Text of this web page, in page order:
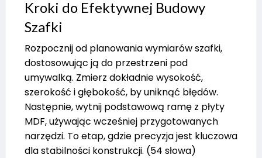
Kroki do Efektywnej Budowy
Szafki
Rozpocznij od planowania wymiarów szafki,
dostosowując ją do przestrzeni pod
umywalką. Zmierz dokładnie wysokość,
szerokość i głębokość, by uniknąć błędów.
Następnie, wytnij podstawową ramę z płyty
MDF, używając wcześniej przygotowanych
narzędzi. To etap, gdzie precyzja jest kluczowa
dla stabilności konstrukcji. (54 słowa)